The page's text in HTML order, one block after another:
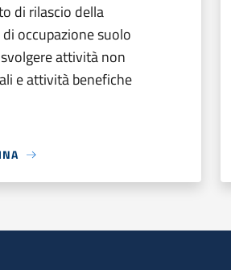
di rilascio della
occupazione suolo
attività non
e attività benefiche